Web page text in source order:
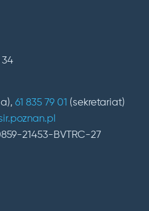
61 835 79 01 (sekretariat)
21453-BVTRC-27
FacebookYouTube
w serwisie Instagram